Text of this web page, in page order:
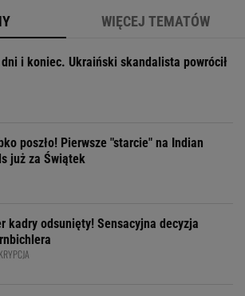
WIĘCEJ TEMATÓW
i koniec. Ukraiński skandalista powrócił
poszło! Pierwsze "starcie" na Indian
już za Świątek
kadry odsunięty! Sensacyjna decyzja